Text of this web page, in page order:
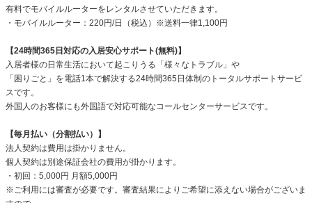
有料でモバイルルーターをレンタルさせていただきます。
・モバイルルーター：220円/日（税込）※送料一律1,100円
【24時間365日対応の入居安心サポート(無料)】
入居者様の日常生活において起こりうる「様々なトラブル」や
「困りごと」を電話1本で解決する24時間365日体制のトータルサポートサービ
スです。
外国人のお客様にも外国語で対応可能なコールセンターサービスです。
【毎月払い（分割払い）】
法人契約は費用は掛かりません。
個人契約は別途保証会社の費用が掛かります。
・初回：5,000円 月額5,000円
※ご利用には審査が必要です。審査結果によりご希望に添えない場合がございま